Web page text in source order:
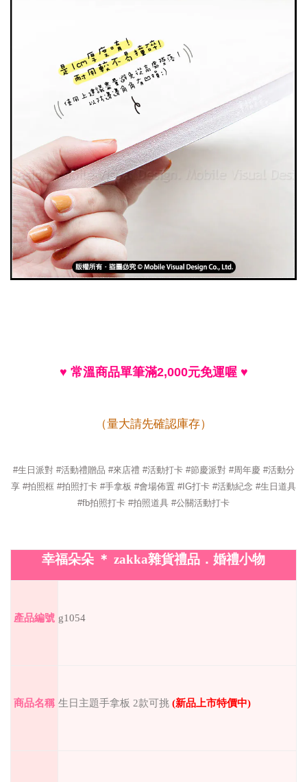
♥ 常溫商品單筆滿2,000元免運喔♥
（量大請先確認庫存）
#生日派對 #活動禮贈品 #來店禮 #活動打卡 #節慶派對 #周年慶 #活動分
享 #拍照框 #拍照打卡 #手拿板 #會場佈置 #IG打卡 #活動紀念 #生日道具
#fb拍照打卡 #拍照道具 #公關活動打卡
幸福朵朵 ＊ zakka雜貨禮品．婚禮小物
產品編號 g1054
商品名稱 生日主題手拿板 2款可挑 (新品上市特價中)